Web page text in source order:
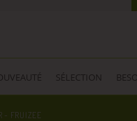
SÉLECTION
- FRUIZEE